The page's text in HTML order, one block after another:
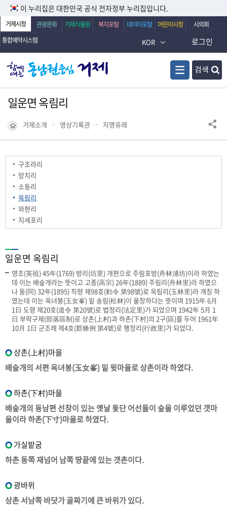
이 누리집은 대한민국 공식 전자정부 누리집입니다.
거제시청 관광문화 거제식물원 복지포털 데이터포털 어린이시청
시의회
통합예약시스템
KOR
검색
로그인
일운면 옥림리
거제소개 영상기록관 지명유래
구조라리
망치리
소동리
옥림리
와현리
지세포리
일운면 옥림리
영조(英祖) 45年(1769) 방리(坊里) 개편으로 주림포방(舟林浦坊)이라 하였는
데 이는 배숲개라는 뜻이고 고종(高宗) 26年(1889) 주림리(舟林里)라 하였으
나 동(同) 32年(1895) 칙령 제98호(勅令 第98號)로 옥림리(玉林里)라 개칭 하
였는데 이는 옥녀봉(玉女峯) 밑 송림(松林)이 울창하다는 뜻이며 1915年 6月
1日 도령 제20호(道令 第20號)로 법정리(法定里)가 되었으며 1942年 5月 1
日 부락구제(部落區制)로 상촌(上村)과 하촌(下村)의 2구(區)를 두어 1961年
10月 1日 군조례 제4호(郡條例 第4號)로 행정리(行政里)가 되었다.
상촌(上村)마을
배숲개의 서편 옥녀봉(玉女峯) 밑 윗마을로 상촌이라 하였다.
하촌(下村)마을
배숲개의 동남편 선창이 있는 옛날 돛단 어선들이 숲을 이루었던 갯마
을이라 하촌(下寸)마을로 하였다.
가실밭굼
하촌 동쪽 재넘어 남쪽 땅끝에 있는 갯촌이다.
광바위
상촌 서남쪽 바닷가 골짜기에 큰 바위가 있다.